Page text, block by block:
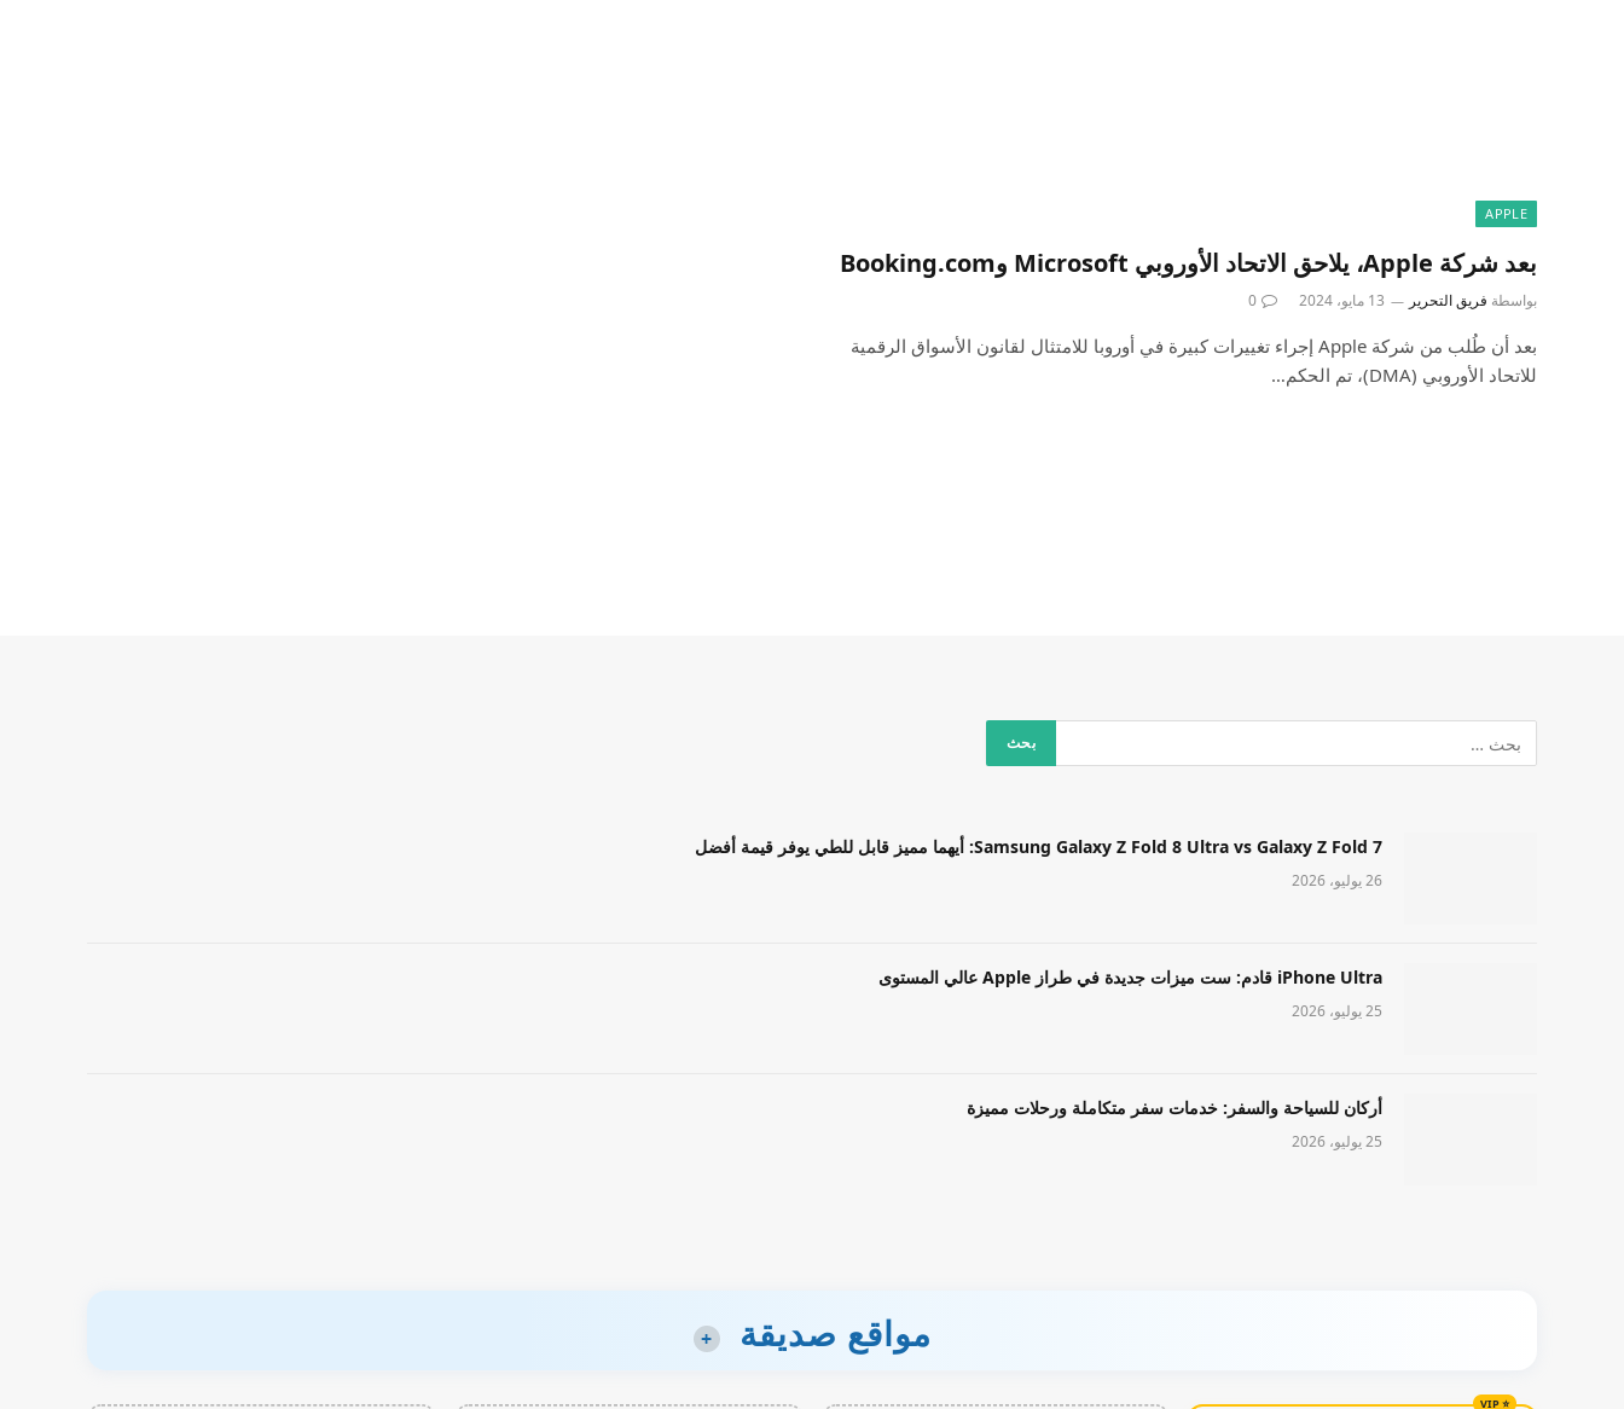
APPLE
بعد شركة Apple، يلاحق الاتحاد الأوروبي Microsoft وBooking.com
بواسطة فريق التحرير 13 مايو، 2024 0
بعد أن طُلب من شركة Apple إجراء تغييرات كبيرة في أوروبا للامتثال لقانون الأسواق الرقمية
للاتحاد الأوروبي (DMA)، تم الحكم…
Samsung Galaxy Z Fold 8 Ultra vs Galaxy Z Fold 7: أيهما مميز قابل للطي يوفر قيمة أفضل
26 يوليو، 2026
iPhone Ultra قادم: ست ميزات جديدة في طراز Apple عالي المستوى
25 يوليو، 2026
أركان للسياحة والسفر: خدمات سفر متكاملة ورحلات مميزة
25 يوليو، 2026
مواقع صديقة +